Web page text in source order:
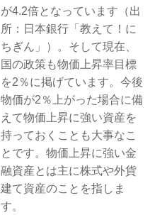
が4.2倍となっています（出
所：日本銀行「教えて！に
ちぎん」）。そして現在、
国の政策も物価上昇率目標
を2％に掲げています。今後
物価が2％上がった場合に備
えて物価上昇に強い資産を
持っておくことも大事なこ
とです。物価上昇に強い金
融資産とは主に株式や外貨
建て資産のことを指しま
す。